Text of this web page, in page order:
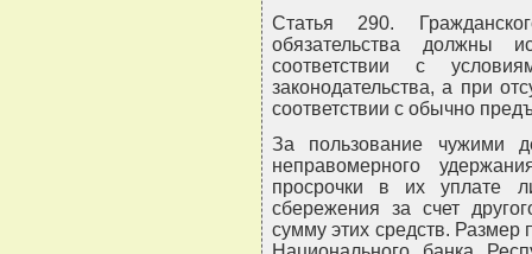
Статья 290.
обязательства должны
соответствии с
законодательства, а при
соответствии с обычно
За пользование чужими
неправомерного
просрочки в их уплате
сбережения за счет
сумму этих средств. Размер